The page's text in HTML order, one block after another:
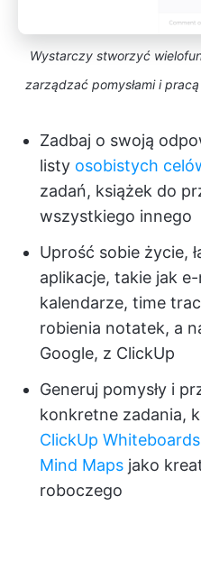
Wystarczy stworzyć
zarządzać pomysłami i
Zadbaj o swoją
listy osobistych
zadań, książek do
wszystkiego innego
Uprość sobie życie,
aplikacje, takie jak
kalendarze, time
robienia notatek, a
Google, z ClickUp
Generuj pomysły i
konkretne zadania,
ClickUp Whiteboards
Mind Maps jako
roboczego